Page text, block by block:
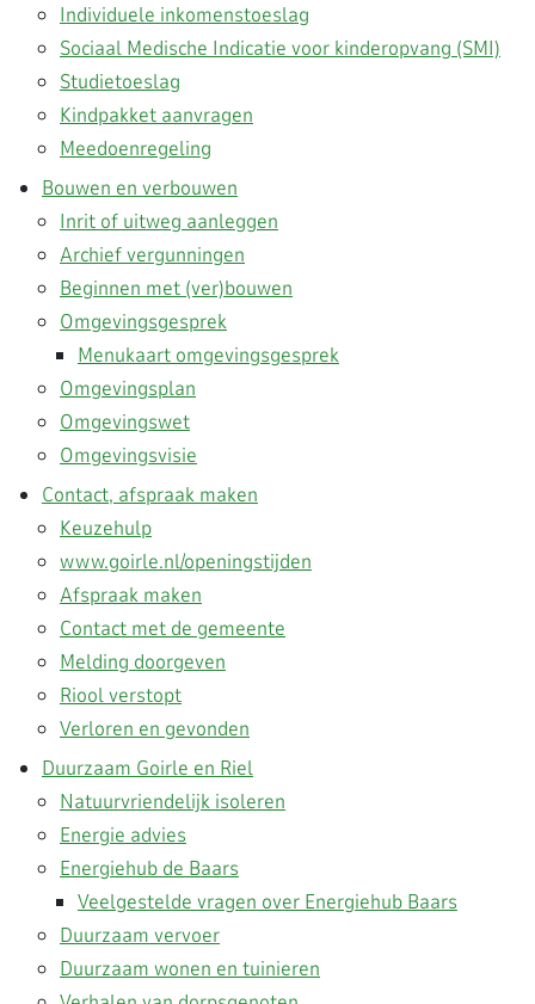
Individuele inkomenstoeslag
Sociaal Medische Indicatie voor kinderopvang (SMI)
Studietoeslag
Kindpakket aanvragen
Meedoenregeling
Bouwen en verbouwen
Inrit of uitweg aanleggen
Archief vergunningen
Beginnen met (ver)bouwen
Omgevingsgesprek
Menukaart omgevingsgesprek
Omgevingsplan
Omgevingswet
Omgevingsvisie
Contact, afspraak maken
Keuzehulp
www.goirle.nl/openingstijden
Afspraak maken
Contact met de gemeente
Melding doorgeven
Riool verstopt
Verloren en gevonden
Duurzaam Goirle en Riel
Natuurvriendelijk isoleren
Energie advies
Energiehub de Baars
Veelgestelde vragen over Energiehub Baars
Duurzaam vervoer
Duurzaam wonen en tuinieren